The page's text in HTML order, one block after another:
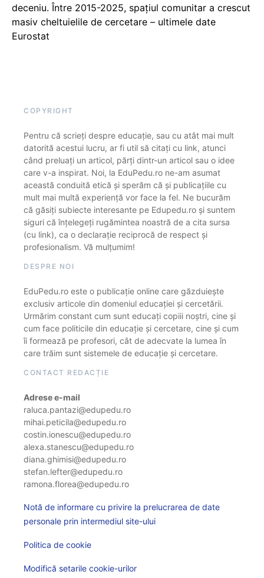
deceniu. Între 2015-2025, spațiul comunitar a crescut
masiv cheltuielile de cercetare – ultimele date
Eurostat
COPYRIGHT
Pentru că scrieți despre educație, sau cu atât mai mult
datorită acestui lucru, ar fi util să citați cu link, atunci
când preluați un articol, părți dintr-un articol sau o idee
care v-a inspirat. Noi, la EduPedu.ro ne-am asumat
această conduită etică și sperăm că și publicațiile cu
mult mai multă experiență vor face la fel. Ne bucurăm
că găsiți subiecte interesante pe Edupedu.ro și suntem
siguri că înțelegeți rugămintea noastră de a cita sursa
(cu link), ca o declarație reciprocă de respect și
profesionalism. Vă mulțumim!
DESPRE NOI
EduPedu.ro este o publicație online care găzduiește
exclusiv articole din domeniul educației și cercetării.
Urmărim constant cum sunt educați copiii noștri, cine și
cum face politicile din educație și cercetare, cine și cum
îi formează pe profesori, cât de adecvate la lumea în
care trăim sunt sistemele de educație și cercetare.
CONTACT REDACȚIE
Adrese e-mail
raluca.pantazi@edupedu.ro
mihai.peticila@edupedu.ro
costin.ionescu@edupedu.ro
alexa.stanescu@edupedu.ro
diana.ghimisi@edupedu.ro
stefan.lefter@edupedu.ro
ramona.florea@edupedu.ro
Notă de informare cu privire la prelucrarea de date
personale prin intermediul site-ului
Politica de cookie
Modifică setarile cookie-urilor